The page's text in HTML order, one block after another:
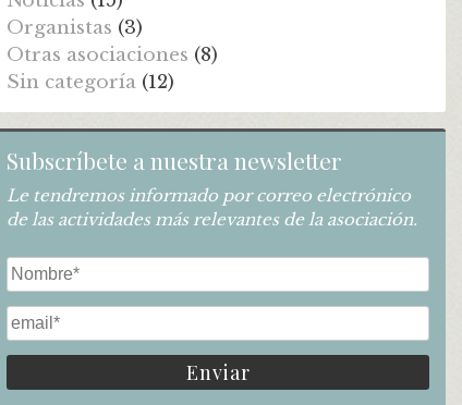
Organistas (3)
Otras asociaciones (8)
Sin categoría (12)
Subscríbete a nuestra newsletter
Le tendremos informado por correo electrónico
de las actividades más relevantes de la asociación.